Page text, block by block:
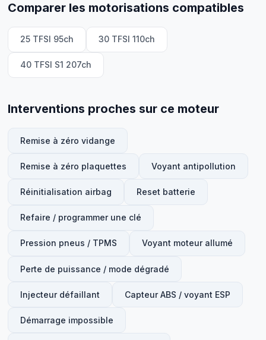
Comparer les motorisations compatibles
25 TFSI 95ch 30 TFSI 110ch
40 TFSI S1 207ch
Interventions proches sur ce moteur
Remise à zéro vidange
Remise à zéro plaquettes Voyant antipollution
Réinitialisation airbag Reset batterie
Refaire / programmer une clé
Pression pneus / TPMS Voyant moteur allumé
Perte de puissance / mode dégradé
Injecteur défaillant Capteur ABS / voyant ESP
Démarrage impossible